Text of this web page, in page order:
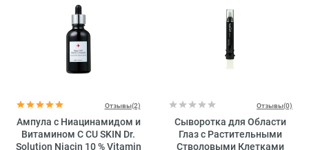
Отзывы(2)
Ампула с Ниацинамидом и
Витамином C CU SKIN Dr.
Solution Niacin 10 % Vitamin
Отзывы(0)
Сыворотка для Области
Глаз с Растительными
Стволовыми Клетками